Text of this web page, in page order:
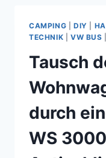
ÜR D
EN
W B
US
5 B
CAMPING DIY
TECHNIK
VW BUS
Tausch
durch
WS 3000